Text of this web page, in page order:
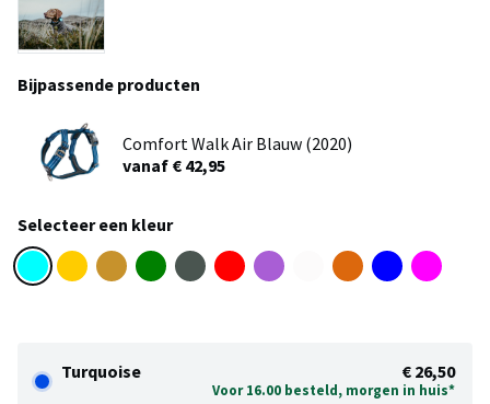
Bijpassende producten
Comfort Walk Air Blauw (2020)
vanaf € 42,95
Selecteer een kleur
Turquoise € 26,50
Voor 16.00 besteld, morgen in huis*